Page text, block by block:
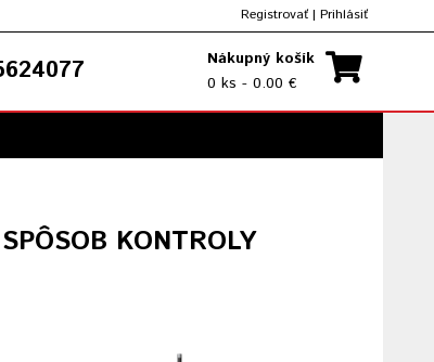
Registrovať | Prihlásiť
Nákupný košík
0 ks - 0.00 €
KONTROLY